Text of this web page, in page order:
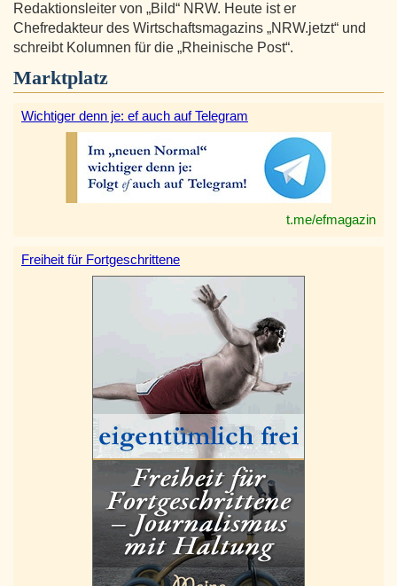
Redaktionsleiter von „Bild“ NRW. Heute ist er
Chefredakteur des Wirtschaftsmagazins „NRW.jetzt“ und
schreibt Kolumnen für die „Rheinische Post“.
Marktplatz
Wichtiger denn je: ef auch auf Telegram
t.me/efmagazin
Freiheit für Fortgeschrittene